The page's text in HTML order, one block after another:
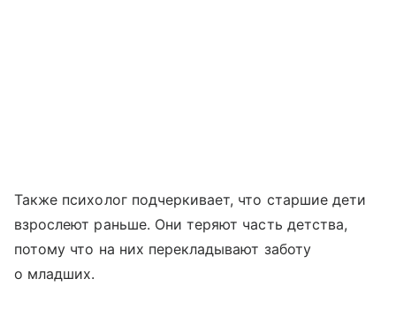
Также психолог подчеркивает, что старшие дети
взрослеют раньше. Они теряют часть детства,
потому что на них перекладывают заботу
о младших.